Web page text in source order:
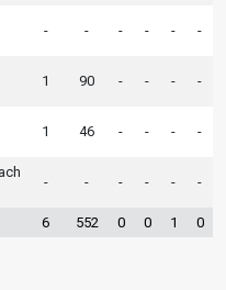
- - - - - -
1 90 - - - -
1 46 - - - -
- - - - - -
6 552 0 0 1 0